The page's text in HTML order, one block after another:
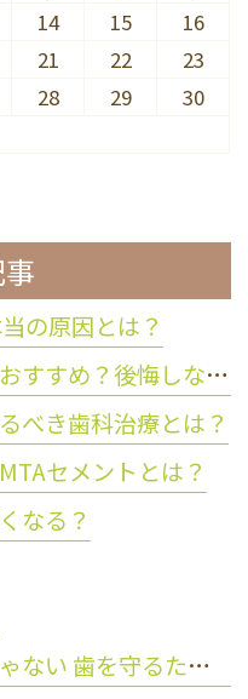
14 15
16
21 22
23
28 29
30
の原因とは？
矯正治療はどんな歯医者がおすすめ？後悔しない歯科医院の選び方
べき歯科治療とは？
セメントとは？
なる？
矯正は見た目のためだけじゃない 歯を守るために大切な理由とは？